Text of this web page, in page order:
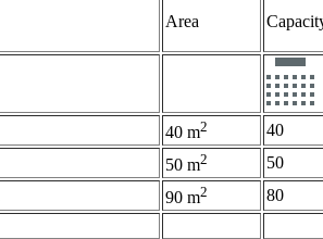
Area
40 m2
40
50 m2
50
90 m2 80